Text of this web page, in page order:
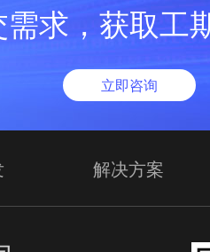
求，获取工
立即咨询
解决方案